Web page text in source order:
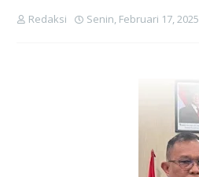
Redaksi Senin, Februari 17, 2025